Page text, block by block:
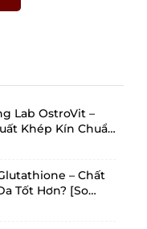
Lab OstroVit –
Khép Kín Chuẩn
– Chất
Tốt Hơn? [So